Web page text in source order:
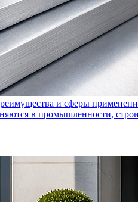
и сферы
в промышленности,